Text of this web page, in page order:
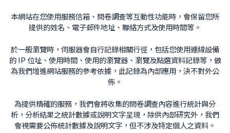
本網站在您使用服務信箱、問卷調查等互動性功能時，會保留您所
提供的姓名、電子郵件地址、聯絡方式及使用時間等。
於一般瀏覽時，伺服器會自行記錄相關行徑，包括您使用連線設備
的 IP 位址、使用時間、使用的瀏覽器、瀏覽及點選資料記錄等，做
為我們增進網站服務的參考依據，此記錄為內部應用，決不對外公
佈。
為提供精確的服務，我們會將收集的問卷調查內容進行統計與分
析，分析結果之統計數據或說明文字呈現，除供內部研究外，我們
會視需要公佈統計數據及說明文字，但不涉及特定個人之資料。